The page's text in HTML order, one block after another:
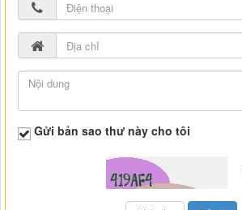
Gửi bản sao thư này cho tôi